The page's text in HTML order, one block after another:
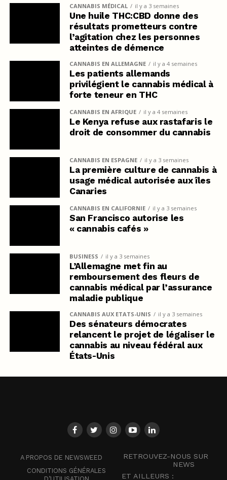
CANNABIS MÉDICAL il y a 3 semaines
Une huile THC:CBD donne des
résultats prometteurs contre
l’agitation chez les personnes
atteintes de démence
CANNABIS EN ALLEMAGNE il y a 4 semaines
Les patients allemands
privilégient le cannabis médical à
forte teneur en THC
CANNABIS EN AFRIQUE il y a 4 semaines
Le Kenya refuse aux rastafaris le
droit de consommer du cannabis
CANNABIS EN ESPAGNE il y a 3 semaines
La première culture de cannabis à
usage médical autorisée aux îles
Canaries
CANNABIS EN CALIFORNIE il y a 3 semaines
San Francisco autorise les
« cannabis cafés »
BUSINESS il y a 3 semaines
L’Allemagne met fin au
remboursement des fleurs de
cannabis médical par l’assurance
maladie publique
CANNABIS AUX ETATS-UNIS il y a 3 semaines
Des sénateurs démocrates
relancent le projet de légaliser le
cannabis au niveau fédéral aux
États-Unis
A PROPOS DE NEWSWEED
CONDITIONS GÉNÉRALES
RETROUVEZ-NOUS SUR
NEWS
ET AILLEURS :